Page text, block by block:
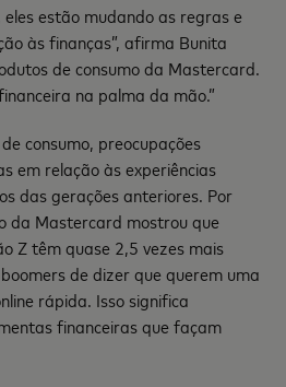
estão mudando as regras e
às finanças”, afirma Bunita
de consumo da Mastercard.
na palma da mão.”
consumo, preocupações
em relação às experiências
das gerações anteriores. Por
da Mastercard mostrou que
Z têm quase 2,5 vezes mais
de dizer que querem uma
rápida. Isso significa
financeiras que façam